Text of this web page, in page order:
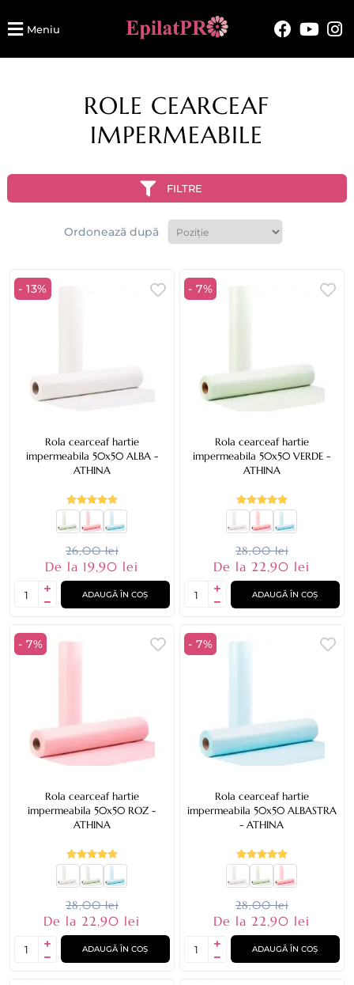
Meniu
ROLE CEARCEAF
IMPERMEABILE
FILTRE
Ordonează după
- 13%
Rola cearceaf hartie
impermeabila 50x50 ALBA -
ATHINA
26,00 lei
De la 19,90 lei
ADAUGĂ ÎN COȘ
- 7%
Rola cearceaf hartie
impermeabila 50x50 VERDE -
ATHINA
28,00 lei
De la 22,90 lei
ADAUGĂ ÎN COȘ
- 7%
Rola cearceaf hartie
impermeabila 50x50 ROZ -
ATHINA
28,00 lei
De la 22,90 lei
ADAUGĂ ÎN COȘ
- 7%
Rola cearceaf hartie
impermeabila 50x50 ALBASTRA
- ATHINA
28,00 lei
De la 22,90 lei
ADAUGĂ ÎN COȘ